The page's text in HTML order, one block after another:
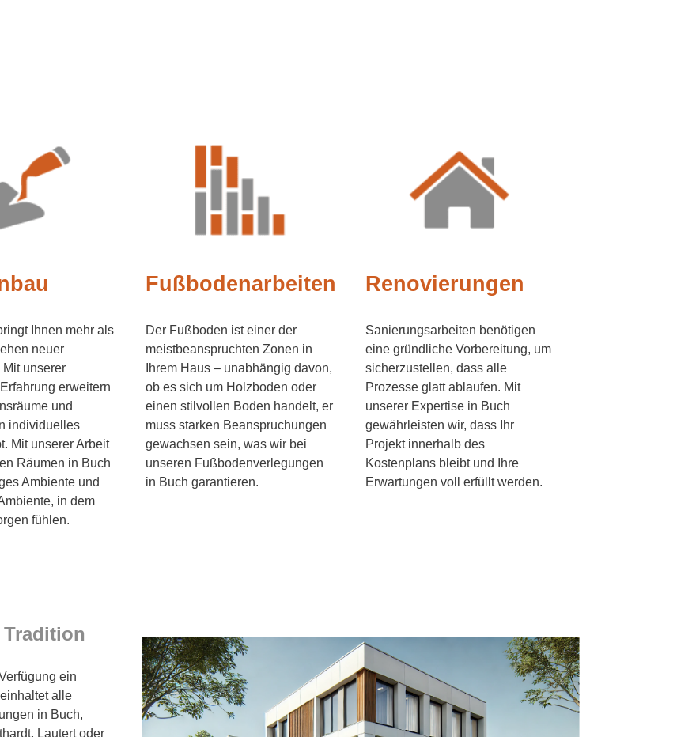
Ihnen mehr als
neuer
unserer
erweitern
und
individuelles
Mit unserer Arbeit
Räumen in Buch
Ambiente und
in dem
fühlen.
Fußbodenarbeiten
Der Fußboden ist einer der
meistbeanspruchten Zonen in
Ihrem Haus – unabhängig davon,
ob es sich um Holzboden oder
einen stilvollen Boden handelt, er
muss starken Beanspruchungen
gewachsen sein, was wir bei
unseren Fußbodenverlegungen
in Buch garantieren.
Renovierungen
Sanierungsarbeiten benötigen
eine gründliche Vorbereitung, um
sicherzustellen, dass alle
Prozesse glatt ablaufen. Mit
unserer Expertise in Buch
gewährleisten wir, dass Ihr
Projekt innerhalb des
Kostenplans bleibt und Ihre
Erwartungen voll erfüllt werden.
ein
alle
in Buch,
Lautert oder